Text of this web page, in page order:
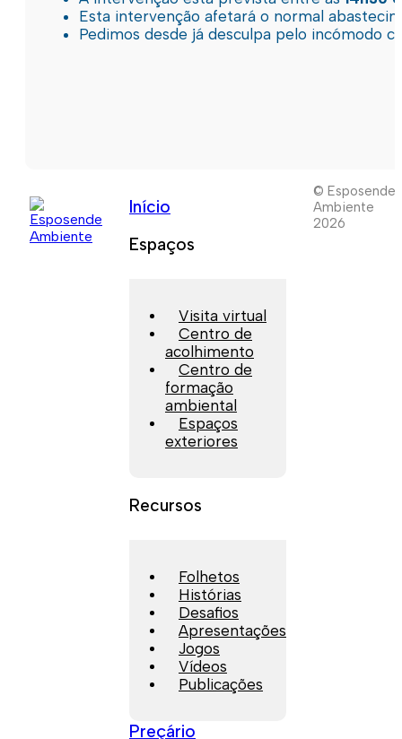
Esta intervenção afetará o normal
Pedimos desde já desculpa pelo incómodo
Início
Espaços
Visita virtual
Centro de
acolhimento
Centro de
formação
ambiental
Espaços
exteriores
Recursos
Folhetos
Histórias
Desafios
Apresentações
Jogos
Vídeos
Publicações
Preçário
© Esposende
Ambiente
2026